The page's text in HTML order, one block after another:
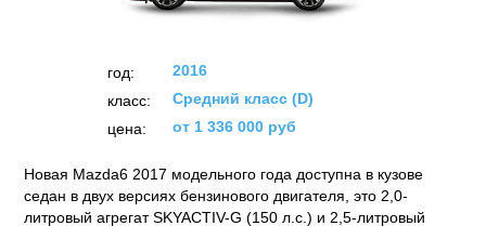
год:
2016
класс:
Средний класс (D)
цена:
от 1 336 000 руб
Новая Mazda6 2017 модельного года доступна в кузове
седан в двух версиях бензинового двигателя, это 2,0-
литровый агрегат SKYACTIV-G (150 л.с.) и 2,5-литровый